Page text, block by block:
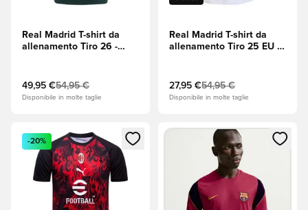
Real Madrid T-shirt da
allenamento Tiro 26 -
49,95 €54,95 €
Disponibile in molte taglie
Real Madrid T-shirt da
allenamento Tiro 25 EU -
27,95 €54,95 €
Disponibile in molte taglie
Apre una finestra modale per accedere o registrarsi come
-20%
Apre una finestra modale per